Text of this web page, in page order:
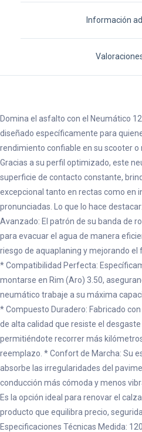
Información
Domina el asfalto con el Neumático
diseñado específicamente para
rendimiento confiable en su scooter o
Gracias a su perfil optimizado, este
superficie de contacto constante,
excepcional tanto en rectas como en
pronunciadas. Lo que lo hace
Avanzado: El patrón de su banda de
para evacuar el agua de manera
riesgo de aquaplaning y mejorando el
* Compatibilidad Perfecta:
montarse en Rim (Aro) 3.50,
neumático trabaje a su máxima
* Compuesto Duradero: Fabricado
de alta calidad que resiste el
permitiéndote recorrer más
reemplazo. * Confort de Marcha: Su
absorbe las irregularidades del
conducción más cómoda y menos
Es la opción ideal para renovar el
producto que equilibra precio,
Especificaciones Técnicas Medida: